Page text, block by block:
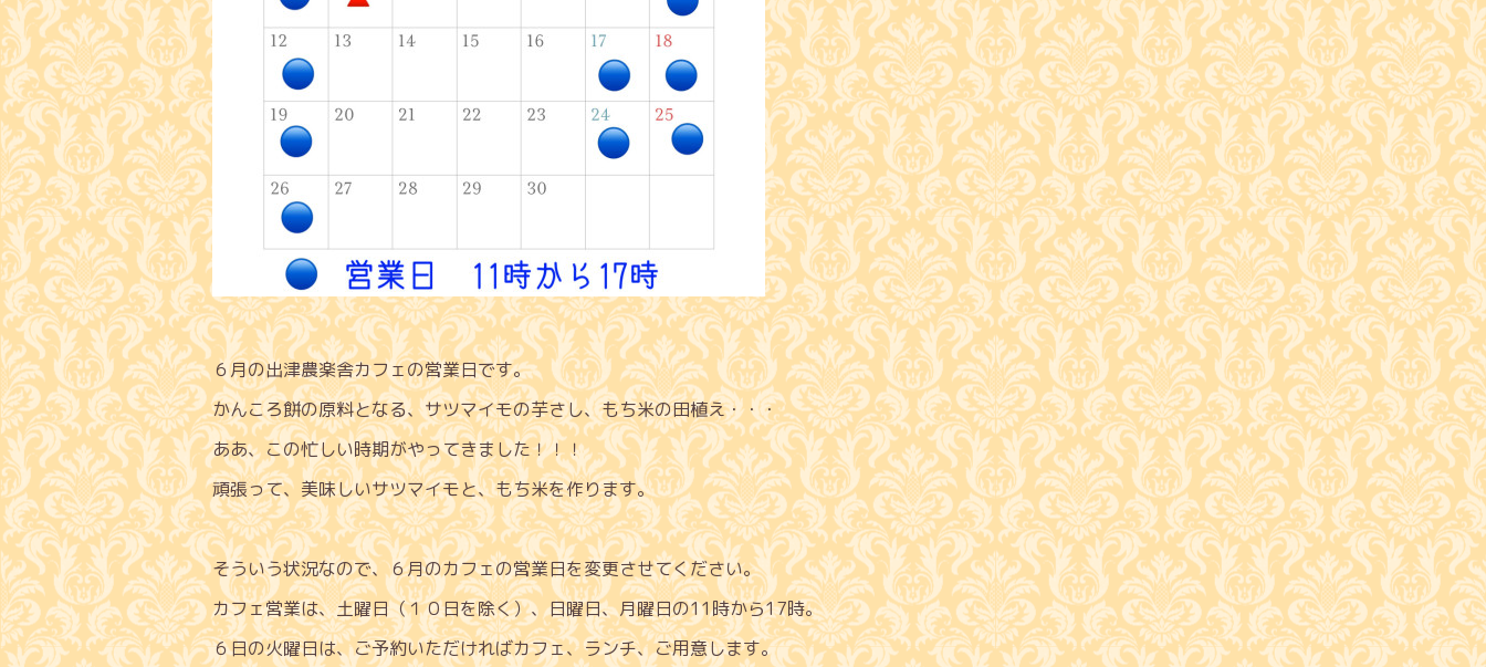
６月の出津農楽舎カフェの営業日です。
かんころ餅の原料となる、サツマイモの芋さし、もち米の田植え・・・
ああ、この忙しい時期がやってきました！！！
頑張って、美味しいサツマイモと、もち米を作ります。
そういう状況なので、６月のカフェの営業日を変更させてください。
カフェ営業は、土曜日（１０日を除く）、日曜日、月曜日の11時から17時。
６日の火曜日は、ご予約いただければカフェ、ランチ、ご用意します。